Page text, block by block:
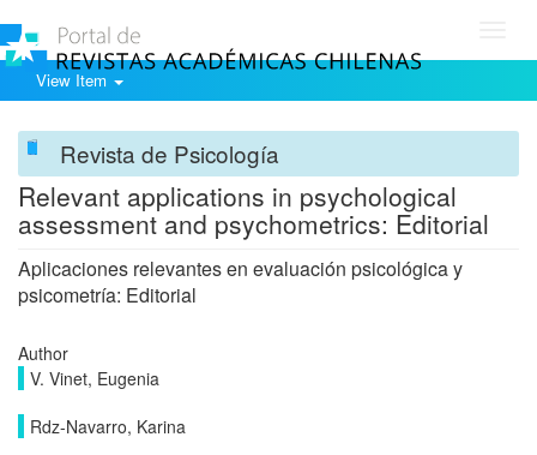
View Item
Revista de Psicología
Relevant applications in psychological
assessment and psychometrics: Editorial
Aplicaciones relevantes en evaluación psicológica y
psicometría: Editorial
Author
V. Vinet, Eugenia
Rdz-Navarro, Karina